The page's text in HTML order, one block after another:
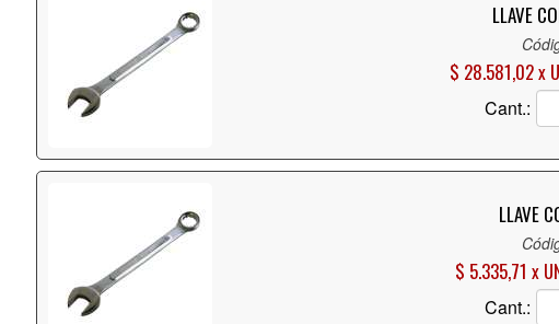
LLAVE
$ 28.581,02 x
Cant.:
LLAVE
$ 5.335,71 x
Cant.: